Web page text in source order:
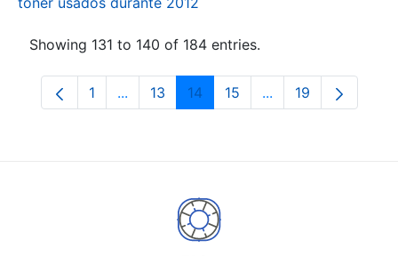
Showing 131 to 140 of 184 entries.
Page
1 ...Intermediate Pages Use TAB to navigate.
Page
13 Page
14 Page
15 ...Intermediate
Page
19